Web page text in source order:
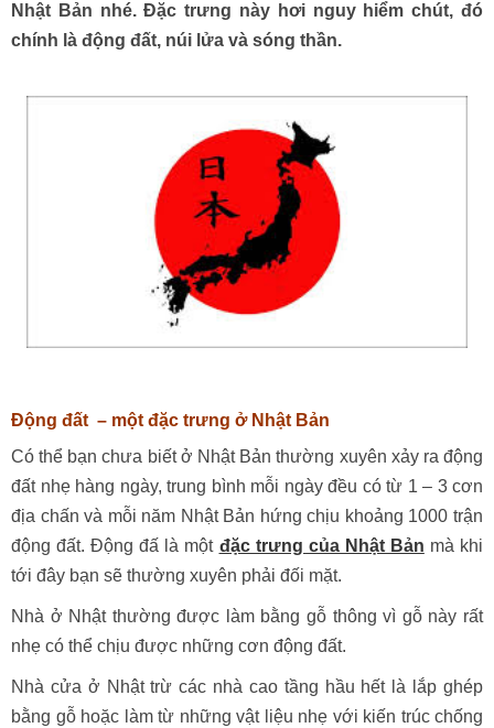
Nhật Bản nhé. Đặc trưng này hơi nguy hiểm chút, đó
chính là động đất, núi lửa và sóng thần.
Động đất – một đặc trưng ở Nhật Bản
Có thể bạn chưa biết ở Nhật Bản thường xuyên xảy ra động
đất nhẹ hàng ngày, trung bình mỗi ngày đều có từ 1 – 3 cơn
địa chấn và mỗi năm Nhật Bản hứng chịu khoảng 1000 trận
động đất. Động đấ là một đặc trưng của Nhật Bản mà khi
tới đây bạn sẽ thường xuyên phải đối mặt.
Nhà ở Nhật thường được làm bằng gỗ thông vì gỗ này rất
nhẹ có thể chịu được những cơn động đất.
Nhà cửa ở Nhật trừ các nhà cao tầng hầu hết là lắp ghép
bằng gỗ hoặc làm từ những vật liệu nhẹ với kiến trúc chống